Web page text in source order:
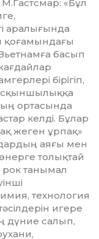
«Бұл
аралығында
қоғамындағы
басып
бірігіп,
ортасында
келді. Бұлар
жеген ұрпақ»
аяғы мен
толықтай
рок танымал
технология
игере
дүние салып,